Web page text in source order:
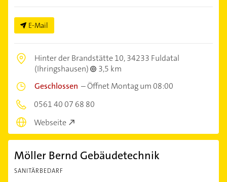
E-Mail
Hinter der Brandstätte 10,34233 Fuldatal
(Ihringshausen)
3,5 km
Geschlossen –Öffnet Montag um 08:00
0561 40 07 68 80
Webseite
Möller Bernd Gebäudetechnik
SANITÄRBEDARF